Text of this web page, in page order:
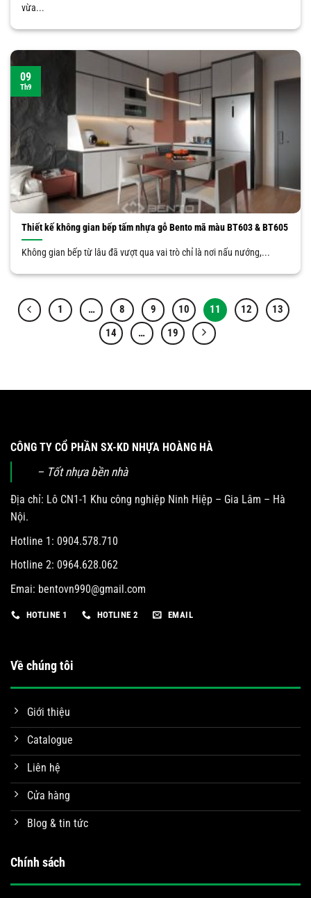
vừa...
Thiết kế không gian bếp tấm nhựa gỗ Bento mã màu BT603 & BT605
Không gian bếp từ lâu đã vượt qua vai trò chỉ là nơi nấu nướng,...
09
Th9
1 … 8 9 10 11 12
13
14
… 19
CÔNG TY CỔ PHẦN SX-KD NHỰA HOÀNG HÀ
– Tốt nhựa bền nhà
Địa chỉ: Lô CN1-1 Khu công nghiệp Ninh Hiệp – Gia Lâm – Hà
Nội.
Hotline 1: 0904.578.710
Hotline 2: 0964.628.062
Emai: bentovn990@gmail.com
HOTLINE 1 HOTLINE 2 EMAIL
Về chúng tôi
Giới thiệu
Catalogue
Liên hệ
Cửa hàng
Blog & tin tức
Chính sách